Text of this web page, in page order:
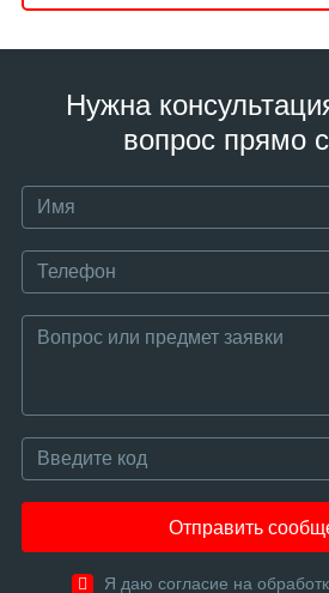
Нужна
вопрос прямо
Отправить
Я даю согласие на